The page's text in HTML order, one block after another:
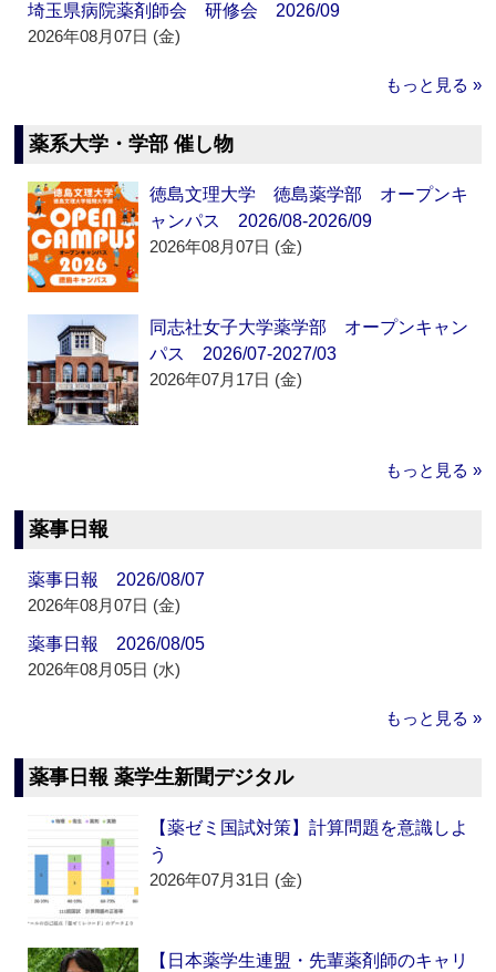
埼玉県病院薬剤師会 研修会 2026/09
2026年08月07日 (金)
もっと見る »
薬系大学・学部 催し物
徳島文理大学 徳島薬学部 オープンキ
ャンパス 2026/08-2026/09
2026年08月07日 (金)
同志社女子大学薬学部 オープンキャン
パス 2026/07-2027/03
2026年07月17日 (金)
もっと見る »
薬事日報
薬事日報 2026/08/07
2026年08月07日 (金)
薬事日報 2026/08/05
2026年08月05日 (水)
もっと見る »
薬事日報 薬学生新聞デジタル
【薬ゼミ国試対策】計算問題を意識しよ
う
2026年07月31日 (金)
【日本薬学生連盟・先輩薬剤師のキャリ